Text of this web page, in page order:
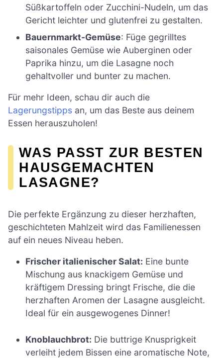
Süßkartoffeln oder Zucchini-Nudeln, um das
Gericht leichter und glutenfrei zu gestalten.
Bauernmarkt-Gemüse: Füge gegrilltes
saisonales Gemüse wie Auberginen oder
Paprika hinzu, um die Lasagne noch
gehaltvoller und bunter zu machen.
Für mehr Ideen, schau dir auch die
Lagerungstipps an, um das Beste aus deinem
Essen herauszuholen!
WAS PASST ZUR BESTEN
HAUSGEMACHTEN
LASAGNE?
Die perfekte Ergänzung zu dieser herzhaften,
geschichteten Mahlzeit wird das Familienessen
auf ein neues Niveau heben.
Frischer italienischer Salat: Eine bunte
Mischung aus knackigem Gemüse und
kräftigem Dressing bringt Frische, die die
herzhaften Aromen der Lasagne ausgleicht.
Ideal für ein ausgewogenes Dinner!
Knoblauchbrot: Die buttrige Knusprigkeit
verleiht jedem Bissen eine aromatische Note,